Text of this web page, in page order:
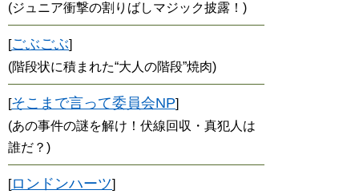
(ジュニア衝撃の割りばしマジック披露！)
[ごぶごぶ]
(階段状に積まれた“大人の階段”焼肉)
[そこまで言って委員会NP]
(あの事件の謎を解け！伏線回収・真犯人は
誰だ？)
[ロンドンハーツ]